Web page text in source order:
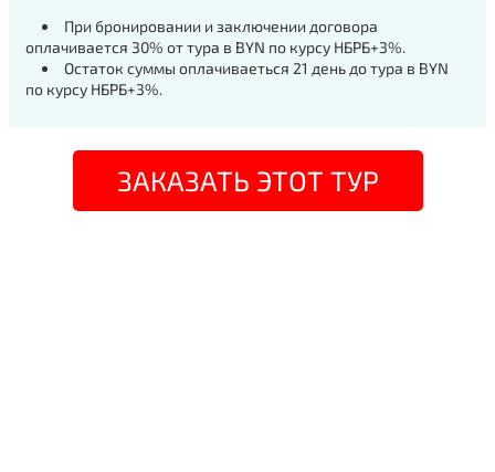
При бронировании и заключении договора
оплачивается 30% от тура в BYN по курсу НБРБ+3%.
Остаток суммы оплачиваеться 21 день до тура в BYN
по курсу НБРБ+3%.
ЗАКАЗАТЬ ЭТОТ ТУР